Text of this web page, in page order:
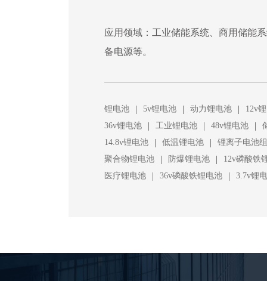
应用领域：工业储能系统、商用储能
备电源等。
锂电池 | 5v锂电池 | 动力锂电池 |
12v
36v锂电池
| 工业锂电池 | 48v锂电池 |
14.8v锂电池
| 低温锂电池 |
锂离子电池组
聚合物锂电池
| 防爆锂电池 |
12v磷酸铁
医疗锂电池
| 36v磷酸铁锂电池 | 3.7v锂